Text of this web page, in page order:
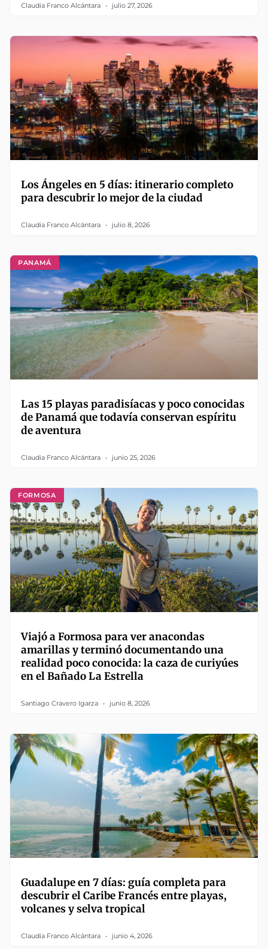
Claudia Franco Alcántara julio 27, 2026
Los Ángeles en 5 días: itinerario completo
para descubrir lo mejor de la ciudad
Claudia Franco Alcántara julio 8, 2026
PANAMÁ
Las 15 playas paradisíacas y poco conocidas
de Panamá que todavía conservan espíritu
de aventura
Claudia Franco Alcántara junio 25, 2026
FORMOSA
Viajó a Formosa para ver anacondas
amarillas y terminó documentando una
realidad poco conocida: la caza de curiyúes
en el Bañado La Estrella
Santiago Cravero Igarza junio 8, 2026
Guadalupe en 7 días: guía completa para
descubrir el Caribe Francés entre playas,
volcanes y selva tropical
Claudia Franco Alcántara junio 4, 2026